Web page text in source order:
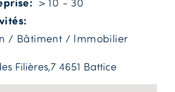
/ Bâtiment / Immobilier
Filières,7 4651 Battice